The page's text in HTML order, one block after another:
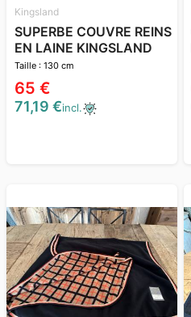
Kingsland
SUPERBE COUVRE REINS
EN LAINE KINGSLAND
Taille : 130 cm
65 €
71,19 €incl.